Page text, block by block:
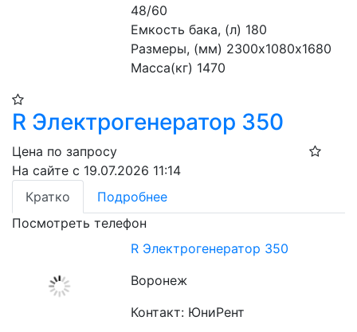
48/60
Емкость бака, (л) 180
Размеры, (мм) 2300х1080х1680
Масса(кг) 1470
R Электрогенератор 350
Цена по запросу
На сайте с 19.07.2026 11:14
Кратко
Подробнее
Посмотреть телефон
R Электрогенератор 350
Воронеж
Контакт: ЮниРент